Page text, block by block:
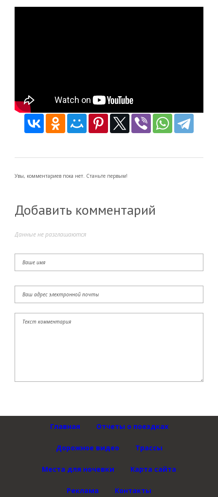
Увы, комментариев пока нет. Станьте первым!
Добавить комментарий
Данные не разглашаются
Главная Отчеты о поездках
Дорожное видео Трассы
Места для ночевки Карта сайта
Реклама Контакты